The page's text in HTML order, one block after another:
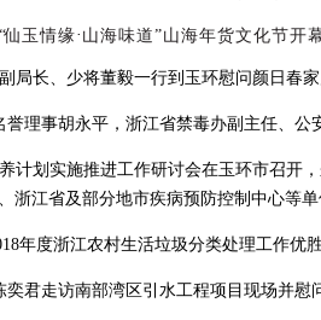
“仙玉情缘· 山海味道”山海年货文化节开
局长、少将董毅一行到玉环慰问颜日春
誉理事胡永平，浙江省禁毒办副主任、
计划实施推进工作研讨会在玉环市召开
浙江省及部分地市疾病预防控制中心等
年度浙江农村生活垃圾分类处理工作优
君走访南部湾区引水工程项目现场并慰